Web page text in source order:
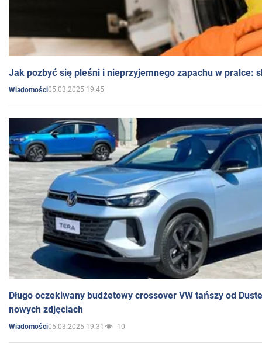
Jak pozbyć się pleśni i nieprzyjemnego zapachu w pralce:
Wiadomości05.03.2025 19:45
Długo oczekiwany budżetowy crossover VW tańszy od
nowych zdjęciach
Wiadomości05.03.2025 19:31 10